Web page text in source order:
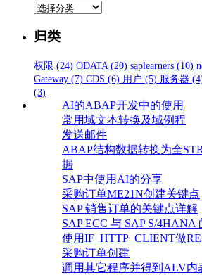
分
归类
权限 (24) ODATA (20) saplearners (10)
Gateway (7) CDS (6) 用户 (5) 服务器
(3)
AI的ABAP开发中的使用
常用域文本转换及域例程
发送邮件
ABAP结构数据转换为全
据
SAP中使用AI的分享
采购订单ME21N创建关键点
SAP 销售订单的关键点详解
SAP ECC 与 SAP S/4HANA
使用IF_HTTP_CLIENT做
采购订单创建
调用其它程序并得到ALV内